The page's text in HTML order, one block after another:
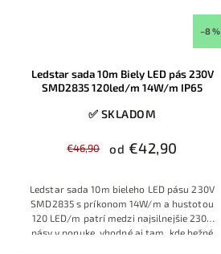
–8 %
Ledstar sada 10m Biely LED pás 230V
SMD2835 120led/m 14W/m IP65
✅ SKLADOM
€46,90 od €42,90
Ledstar sada 10m bieleho LED pásu 230V
SMD2835 s príkonom 14W/m a hustotou
120 LED/m patrí medzi najsilnejšie 230V
pásy v ponuke, vhodné aj tam, kde bežné